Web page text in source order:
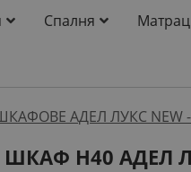
Спалня
АДЕЛ ЛУКС NEW
ШКАФ H40 АДЕЛ